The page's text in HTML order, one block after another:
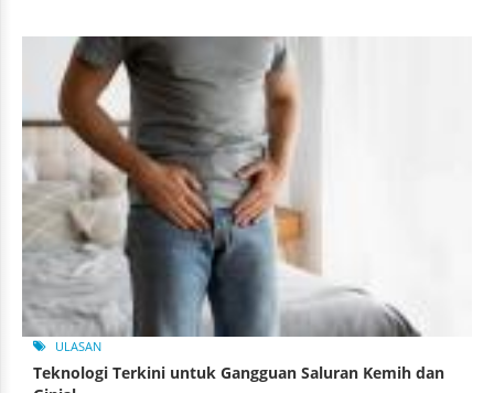
ULASAN
Teknologi Terkini untuk Gangguan Saluran Kemih dan